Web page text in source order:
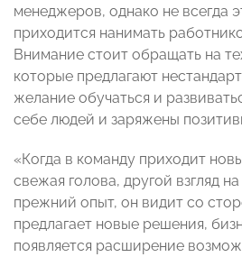
менеджеров, однако не всегда
приходится нанимать
Внимание стоит обращать на
которые предлагают
желание обучаться и
себе людей и заряжены
«Когда в команду приходит
свежая голова, другой взгляд
прежний опыт, он видит со
предлагает новые решения,
появляется расширение